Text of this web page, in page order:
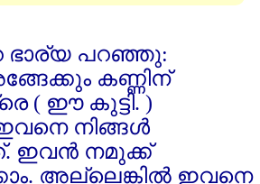
ഭാര്യ പറഞ്ഞു:
കണ്ണിന്‌
( ഈ കുട്ടി. )
നിങ്ങള്‍
ഇവന്‍ നമുക്ക്‌
അല്ലെങ്കില്‍ ഇവനെ